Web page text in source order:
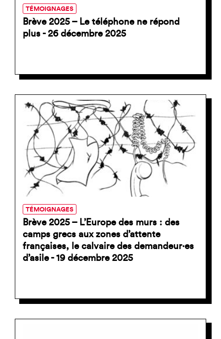
TÉMOIGNAGES
Brève 2025 – Le téléphone ne répond
plus - 26 décembre 2025
TÉMOIGNAGES
Brève 2025 – L’Europe des murs : des
camps grecs aux zones d’attente
françaises, le calvaire des demandeur·es
d’asile - 19 décembre 2025